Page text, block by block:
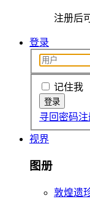
注册后
登录
记住我
寻回密码注
视界
图册
敦煌遗